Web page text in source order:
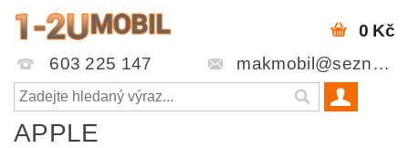
603 225 147 makmobil@seznam.cz
0 Kč
APPLE